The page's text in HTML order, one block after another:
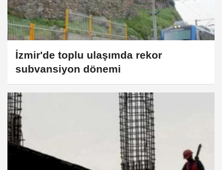
İzmir'de toplu ulaşımda rekor
subvansiyon dönemi